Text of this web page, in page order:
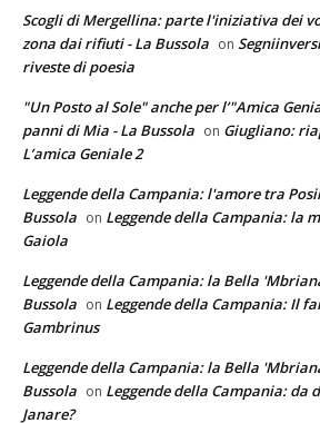
Scogli di Mergellina: parte l'iniziativa dei
zona dai rifiuti - La Bussola on
riveste di poesia
"Un Posto al Sole" anche per l’"Amica
panni di Mia - La Bussola on Giugliano:
L’amica Geniale 2
Leggende della Campania: l'amore tra
Bussola on Leggende della Campania: la
Gaiola
Leggende della Campania: la Bella
Bussola on Leggende della Campania: Il
Gambrinus
Leggende della Campania: la Bella
Bussola on Leggende della Campania: da
Janare?